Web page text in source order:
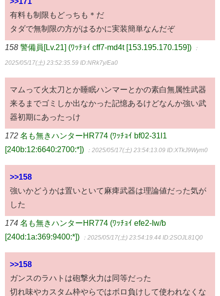
有料も制限もどっちも＊だ
タダで無制限の方がはるかに実装簡単なんだぞ
158 警備員[Lv.21] (ﾜｯﾁｮｲ cff7-md4t [153.195.170.159]) ：
2025/05/17(土) 23:52:35.59 ID:NRk7y/Ea0
マムって火太刀とか睡眠ハンマーとかの素白無属性武器
来るまでゴミしか出なかった記憶あるけどなんか強い武
器初期にあったっけ
172 名も無きハンターHR774 (ﾜｯﾁｮｲ bf02-31l1
[240b:12:6640:2700:*])
：2025/05/17(土) 23:54:13.09 ID:XTkJ9Wym0
>>158
強いかどうかは置いといて麻痺武器は理論値だった気が
した
174 名も無きハンターHR774 (ﾜｯﾁｮｲ efe2-Iw/b
[240d:1a:369:9400:*])
：2025/05/17(土) 23:54:19.44 ID:2SOJL81Q0
>>158
ガンスのラハトは砲撃火力は同等だった
切れ味やカスタム枠やらではボロ負けして使われなくな